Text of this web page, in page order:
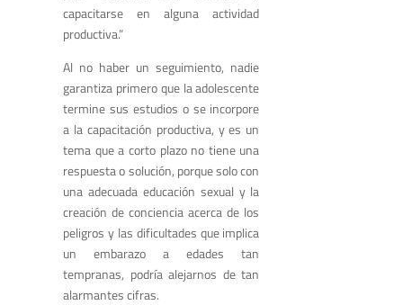
capacitarse en alguna actividad
productiva.”
Al no haber un seguimiento, nadie
garantiza primero que la adolescente
termine sus estudios o se incorpore
a la capacitación productiva, y es un
tema que a corto plazo no tiene una
respuesta o solución, porque solo con
una adecuada educación sexual y la
creación de conciencia acerca de los
peligros y las dificultades que implica
un embarazo a edades tan
tempranas, podría alejarnos de tan
alarmantes cifras.